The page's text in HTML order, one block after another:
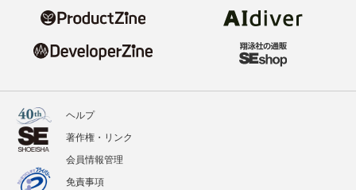
ヘルプ
著作権・リンク
会員情報管理
免責事項